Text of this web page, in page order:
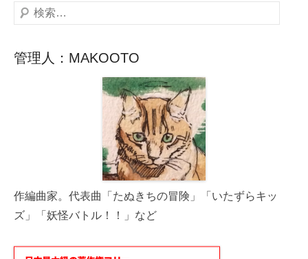
検
管理人：MAKOOTO
作編曲家。代表曲「たぬきちの冒険」「いたずらキッ
ズ」「妖怪バトル！！」など